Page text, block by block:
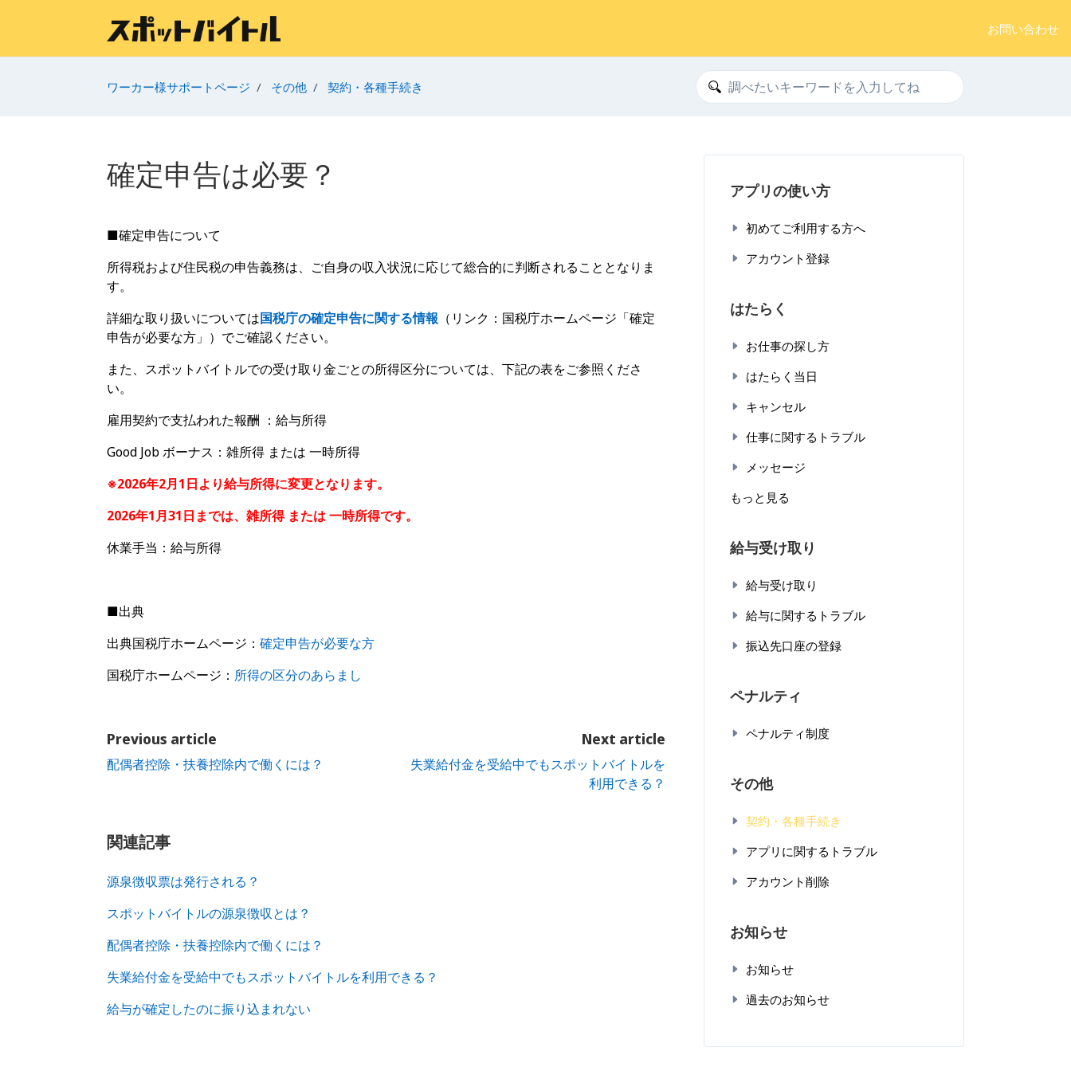
お問い合わせ
ワーカー様サポートページ その他 契約・各種手続き 検索
確定申告は必要？
■確定申告について
所得税および住民税の申告義務は、ご自身の収入状況に応じて総合的に判断されることとなりま
す。
詳細な取り扱いについては国税庁の確定申告に関する情報 （リンク：国税庁ホームページ「確定
申告が必要な方」）でご確認ください。
また、スポットバイトルでの受け取り金ごとの所得区分については、下記の表をご参照くださ
い。
雇用契約で支払われた報酬 ：給与所得
Good Job ボーナス：雑所得 または 一時所得
※2026年2月1日より給与所得に変更となります。
2026年1月31日までは、雑所得 または 一時所得です。
休業手当：給与所得
■出典
出典国税庁ホームページ： 確定申告が必要な方
国税庁ホームページ： 所得の区分のあらまし
Previous article
配偶者控除・扶養控除内で働くには？
Next article
失業給付金を受給中でもスポットバイトルを
利用できる？
関連記事
源泉徴収票は発行される？
スポットバイトルの源泉徴収とは？
配偶者控除・扶養控除内で働くには？
失業給付金を受給中でもスポットバイトルを利用できる？
給与が確定したのに振り込まれない
アプリの使い方
初めてご利用する方へ
アカウント登録
はたらく
お仕事の探し方
はたらく当日
キャンセル
仕事に関するトラブル
メッセージ
もっと見る
給与受け取り
給与受け取り
給与に関するトラブル
振込先口座の登録
ペナルティ
ペナルティ制度
その他
契約・各種手続き
アプリに関するトラブル
アカウント削除
お知らせ
お知らせ
過去のお知らせ